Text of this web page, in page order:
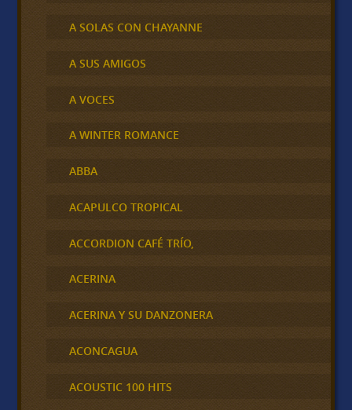
A SOLAS CON CHAYANNE
A SUS AMIGOS
A VOCES
A WINTER ROMANCE
ABBA
ACAPULCO TROPICAL
ACCORDION CAFÉ TRÍO,
ACERINA
ACERINA Y SU DANZONERA
ACONCAGUA
ACOUSTIC 100 HITS